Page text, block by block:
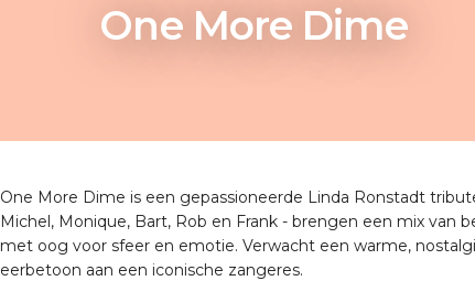
One More Dime
One More Dime is een gepassioneerde Linda Ronstadt
Michel, Monique, Bart, Rob en Frank - brengen een mix van
met oog voor sfeer en emotie. Verwacht een warme,
eerbetoon aan een iconische zangeres.